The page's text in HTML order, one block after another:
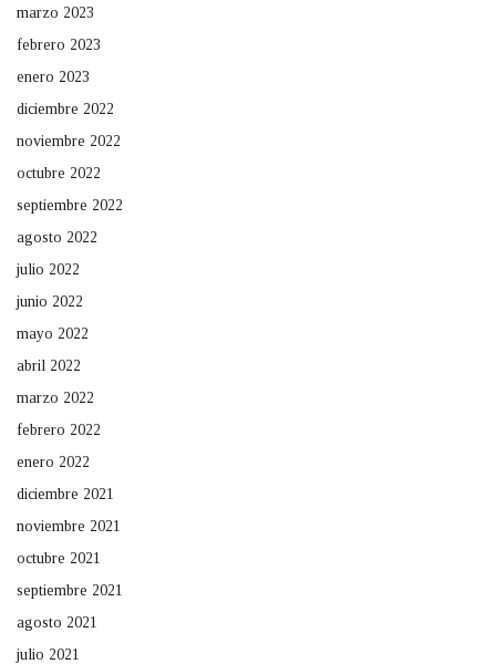
marzo 2023
febrero 2023
enero 2023
diciembre 2022
noviembre 2022
octubre 2022
septiembre 2022
agosto 2022
julio 2022
junio 2022
mayo 2022
abril 2022
marzo 2022
febrero 2022
enero 2022
diciembre 2021
noviembre 2021
octubre 2021
septiembre 2021
agosto 2021
julio 2021